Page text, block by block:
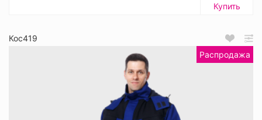
Купить
Кос419
Распродажа